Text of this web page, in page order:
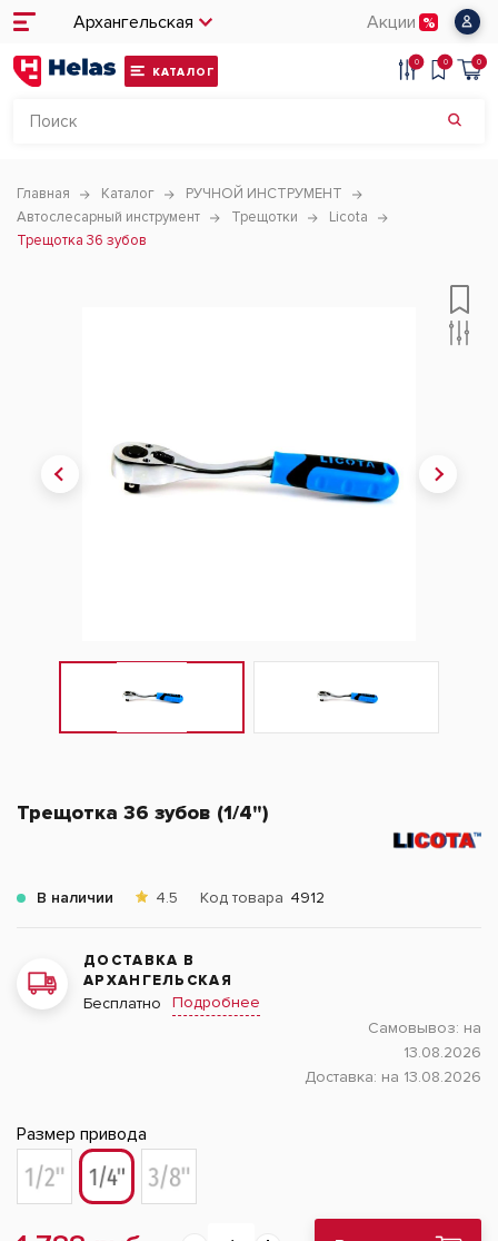
Архангельская Акции
КАТАЛОГ
0 0 0
Главная Каталог
РУЧНОЙ ИНСТРУМЕНТ
Автослесарный инструмент
Трещотки
Licota
Трещотка 36 зубов
Трещотка 36 зубов (1/4")
В наличии 4.5 Код товара 4912
ДОСТАВКА В
АРХАНГЕЛЬСКАЯ
Бесплатно
Подробнее
Самовывоз: на
13.08.2026
Доставка: на 13.08.2026
Размер привода